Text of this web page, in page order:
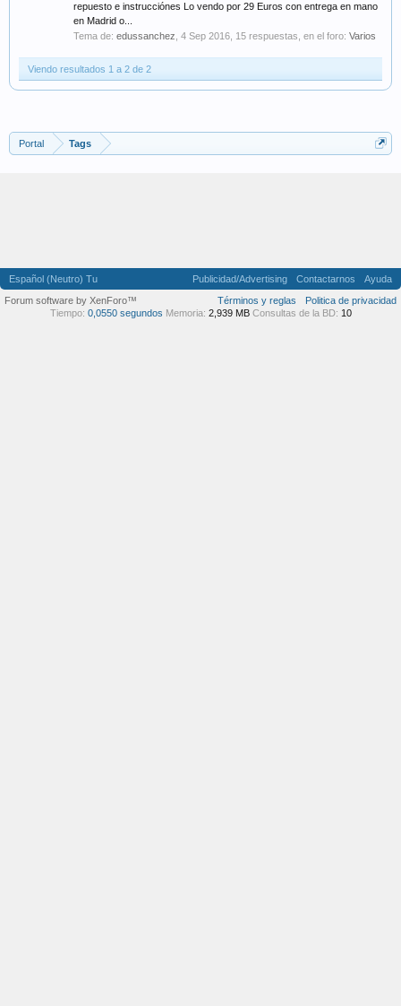
repuesto e instrucciónes Lo vendo por 29 Euros con entrega en mano
en Madrid o...
Tema de: edussanchez 4 Sep 2016 , 15 respuestas, en el foro: Varios
Viendo resultados 1 a 2 de 2
Portal Tags
Español (Neutro) Tu Publicidad/Advertising Contactarnos
Ayuda
Términos y reglas
Politica de privacidad
Forum software by XenForo™
Tiempo: 0,0550 segundos Memoria: 2,939 MB Consultas de la BD: 10